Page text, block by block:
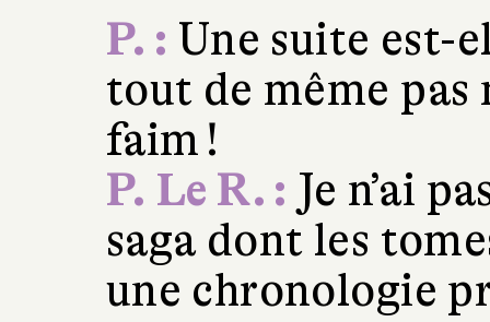
P. : Une suite est-
tout de même pas
faim !
P. Le R. : Je n’ai
saga dont les
une chronologie